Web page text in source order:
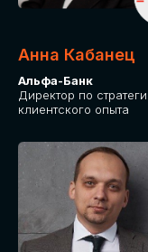
Анна Кабанец
Альфа-Банк
Директор по
клиентского опыта
УЧАСТИЯ